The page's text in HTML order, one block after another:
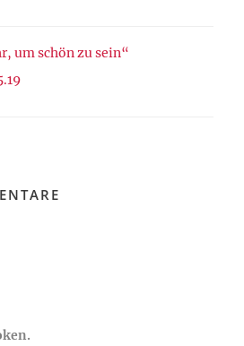
um schön zu sein“